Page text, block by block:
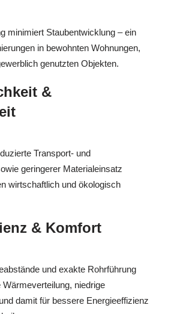
minimiert Staubentwicklung – ein
in bewohnten Wohnungen,
genutzten Objekten.
&
Transport- und
geringerer Materialeinsatz
wirtschaftlich und ökologisch
& Komfort
und exakte Rohrführung
niedrige
damit für bessere Energieeffizienz